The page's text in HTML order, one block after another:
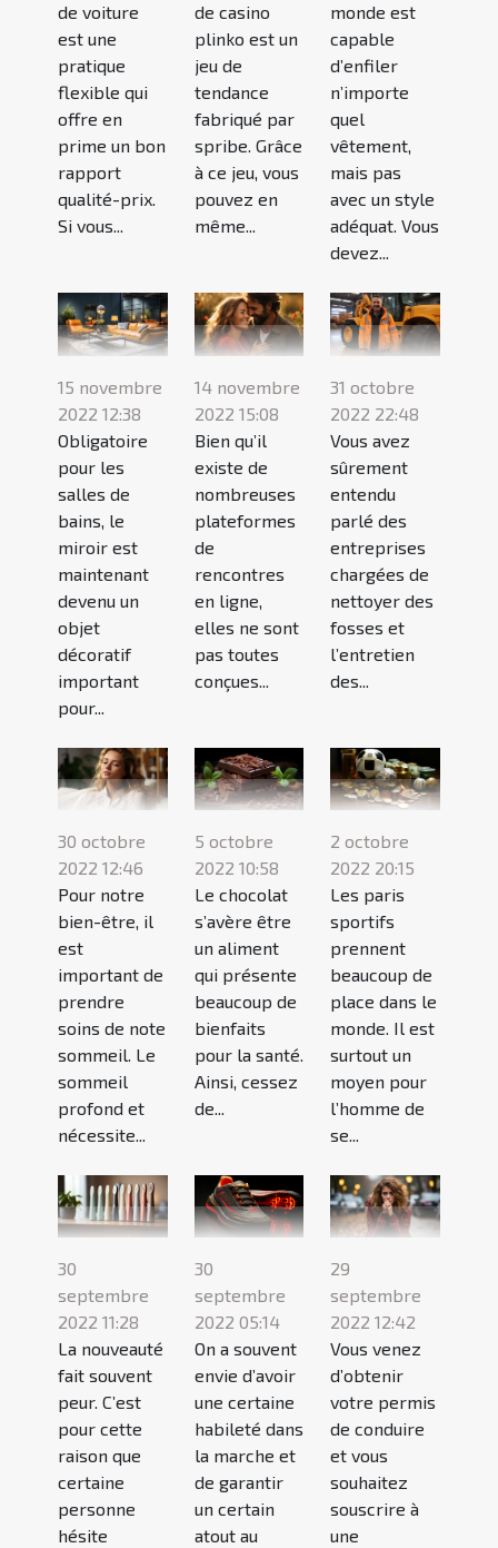
de voiture
est une
pratique
flexible qui
offre en
prime un bon
rapport
qualité-prix.
Si vous...
de casino
plinko est un
jeu de
tendance
fabriqué par
spribe. Grâce
à ce jeu, vous
pouvez en
même...
monde est
capable
d’enfiler
n’importe
quel
vêtement,
mais pas
avec un style
adéquat. Vous
devez...
15 novembre
2022 12:38
Obligatoire
pour les
salles de
bains, le
miroir est
maintenant
devenu un
objet
décoratif
important
pour...
14 novembre
2022 15:08
Bien qu’il
existe de
nombreuses
plateformes
de
rencontres
en ligne,
elles ne sont
pas toutes
conçues...
31 octobre
2022 22:48
Vous avez
sûrement
entendu
parlé des
entreprises
chargées de
nettoyer des
fosses et
l’entretien
des...
30 octobre
2022 12:46
Pour notre
bien-être, il
est
important de
prendre
soins de note
sommeil. Le
sommeil
profond et
nécessite...
5 octobre
2022 10:58
Le chocolat
s’avère être
un aliment
qui présente
beaucoup de
bienfaits
pour la santé.
Ainsi, cessez
de...
2 octobre
2022 20:15
Les paris
sportifs
prennent
beaucoup de
place dans le
monde. Il est
surtout un
moyen pour
l’homme de
se...
30
septembre
2022 11:28
La nouveauté
fait souvent
peur. C’est
pour cette
raison que
certaine
personne
hésite
30
septembre
2022 05:14
On a souvent
envie d’avoir
une certaine
habileté dans
la marche et
de garantir
un certain
atout au
29
septembre
2022 12:42
Vous venez
d’obtenir
votre permis
de conduire
et vous
souhaitez
souscrire à
une